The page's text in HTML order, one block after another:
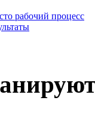
рабочий процесс